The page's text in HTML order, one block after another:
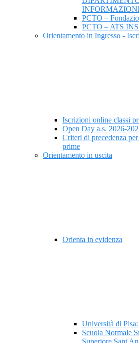
PCTO –
PCTO – ATS
Orientamento in Ingresso -
Iscrizioni online classi
Open Day a.s. 2026-
Criteri di precedenza
prime
Orientamento in uscita
Orienta in evidenza
Università di
Scuola Normale